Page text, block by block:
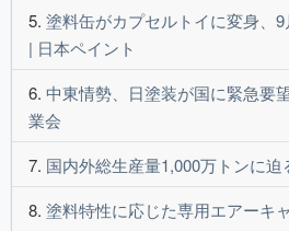
塗料缶がカプセルトイに変身、
| 日本ペイント
中東情勢、日塗装が国に緊急要
業会
国内外総生産量1,000万トンに迫
塗料特性に応じた専用エアーキ